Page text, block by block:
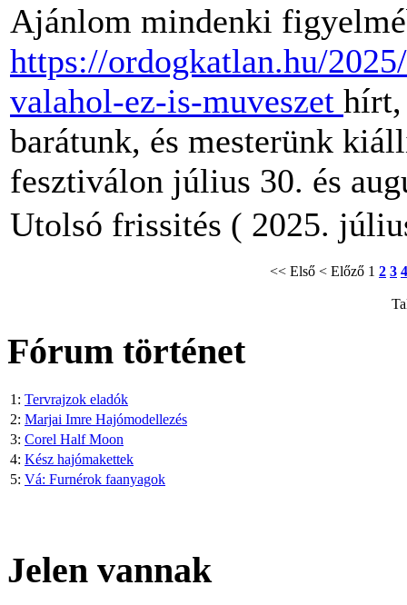
Ajánlom mindenki
https://ordogkatlan.hu/
valahol-ez-is-muveszet hírt,
barátunk, és mesterünk
fesztiválon július 30. és
Utolsó frissités ( 2025.
<< Első < Előző 1 2 3 4
Fórum történet
1: Tervrajzok eladók
2: Marjai Imre Hajómodellezés
3: Corel Half Moon
4: Kész hajómakettek
5: Vá: Furnérok faanyagok
Jelen vannak